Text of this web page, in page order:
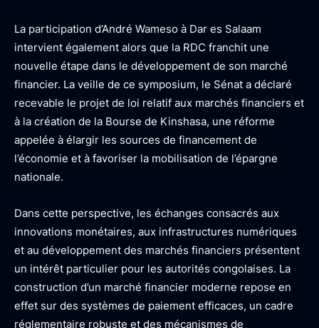
La participation d’André Wameso à Dar es Salaam
intervient également alors que la RDC franchit une
nouvelle étape dans le développement de son marché
financier. La veille de ce symposium, le Sénat a déclaré
recevable le projet de loi relatif aux marchés financiers et
à la création de la Bourse de Kinshasa, une réforme
appelée à élargir les sources de financement de
l’économie et à favoriser la mobilisation de l’épargne
nationale.
Dans cette perspective, les échanges consacrés aux
innovations monétaires, aux infrastructures numériques
et au développement des marchés financiers présentent
un intérêt particulier pour les autorités congolaises. La
construction d’un marché financier moderne repose en
effet sur des systèmes de paiement efficaces, un cadre
réglementaire robuste et des mécanismes de